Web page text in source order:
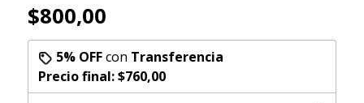
$800,00
5% OFFcon Transferencia
Precio final:$760,00